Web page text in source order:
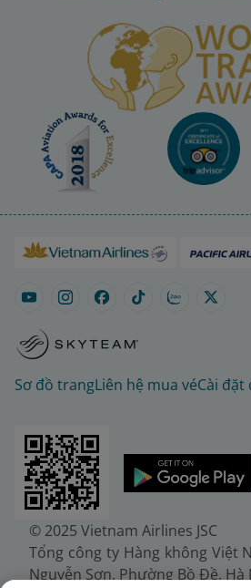
Sơ đồ trangLiên hệ mua véCài đặt
© 2025 Vietnam Airlines JSC
Tổng công ty Hàng không Việt
Nguyễn Sơn, Phường Bồ Đề, Hà